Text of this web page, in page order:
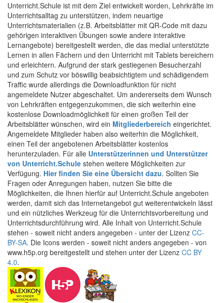
Unterricht.Schule ist mit dem Ziel entwickelt worden, Lehrkräfte im
Unterrichtsalltag zu unterstützen, indem neuartige
Unterrichtsmaterialien (z.B. Arbeitsblätter mit QR-Code mit dazu
gehörigen interaktiven Übungen sowie andere interaktive
Lernangebote) bereitgestellt werden, die das medial unterstützte
Lernen in allen Fächern und den Unterricht mit Tablets bereichern
und erleichtern. Aufgrund der stark gestiegenen Besucherzahl
und zum Schutz vor böswillig beabsichtigtem und schädigendem
Traffic wurde allerdings die Downloadfunktion für nicht
angemeldete Nutzer abgeschaltet. Um andererseits dem Wunsch
von Lehrkräften entgegenzukommen, die sich weiterhin eine
kostenlose Downloadmöglichkeit für einen großen Teil der
Arbeitsblätter wünschen, wird ein Mitgliederbereich eingerichtet.
Angemeldete Mitglieder haben also weiterhin die Möglichkeit,
einen Teil der angebotenen Arbeitsblätter kostenlos
herunterzuladen. Für alle Unterstützerinnen und Unterstützer
von Unterricht.Schule stehen weitere Möglichkeiten zur
Verfügung. Hier finden Sie eine Übersicht dazu. Sollten Sie
Fragen oder Anregungen haben, nutzen Sie bitte die
Möglichkeiten, die Ihnen hierfür auf Unterricht.Schule angeboten
werden, damit sich das Internetangebot gut weiterentwickeln lässt
und ein nützliches Werkzeug für die Unterrichtsvorbereitung und
Unterrichtsdurchführung wird. Alle Inhalt von Unterricht.Schule
stehen - soweit nicht anders angegeben - unter der Lizenz CC-
BY-SA. Die Icons werden - soweit nicht anders angegeben - von
www.h5p.org bereitgestellt und stehen unter der Lizenz CC BY
4.0.